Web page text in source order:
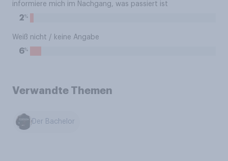
informiere mich im Nachgang, was passiert ist
2%
Weiß nicht / keine Angabe
6%
Verwandte Themen
Der Bachelor